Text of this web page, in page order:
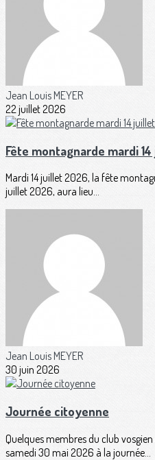
Jean Louis MEYER
22 juillet 2026
Fête montagnarde mardi
Mardi 14 juillet 2026, la fête
juillet 2026, aura lieu...
Jean Louis MEYER
30 juin 2026
Journée citoyenne
Quelques membres du club
samedi 30 mai 2026 à la journée...